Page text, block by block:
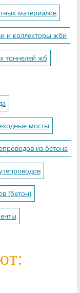
материалов
и коллекторы жби
тоннелей жб
мосты
из бетона
(бетон)